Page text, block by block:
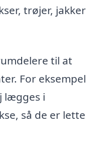
trøjer, jakker
til at
For eksempel
lægges i
så de er lette